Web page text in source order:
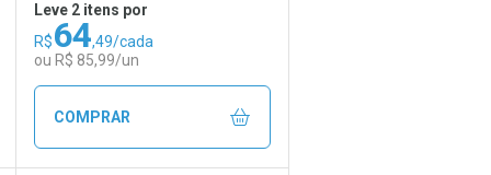
Ativar Desconto
Comprar sem Desconto
Comprar sem Desconto
Leve 2 itens por
R$64,49/cada
ou R$ 85,99/un
COMPRAR